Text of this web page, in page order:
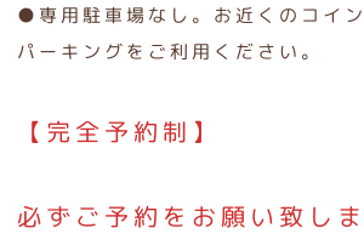
●専用駐車場なし。お近くのコイン
パーキングをご利用ください。
【完全予約制】
必ずご予約をお願い致しま